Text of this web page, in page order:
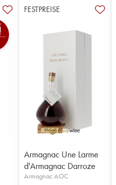
FESTPREISE
Armagnac Une Larme
d'Armagnac Darroze
Armagnac AOC